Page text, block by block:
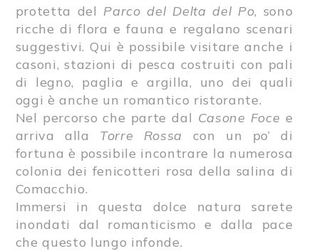
protetta del Parco del Delta del Po, sono
ricche di flora e fauna e regalano scenari
suggestivi. Qui è possibile visitare anche i
casoni, stazioni di pesca costruiti con pali
di legno, paglia e argilla, uno dei quali
oggi è anche un romantico ristorante.
Nel percorso che parte dal Casone Foce e
arriva alla Torre Rossa con un po’ di
fortuna è possibile incontrare la numerosa
colonia dei fenicotteri rosa della salina di
Comacchio.
Immersi in questa dolce natura sarete
inondati dal romanticismo e dalla pace
che questo lungo infonde.